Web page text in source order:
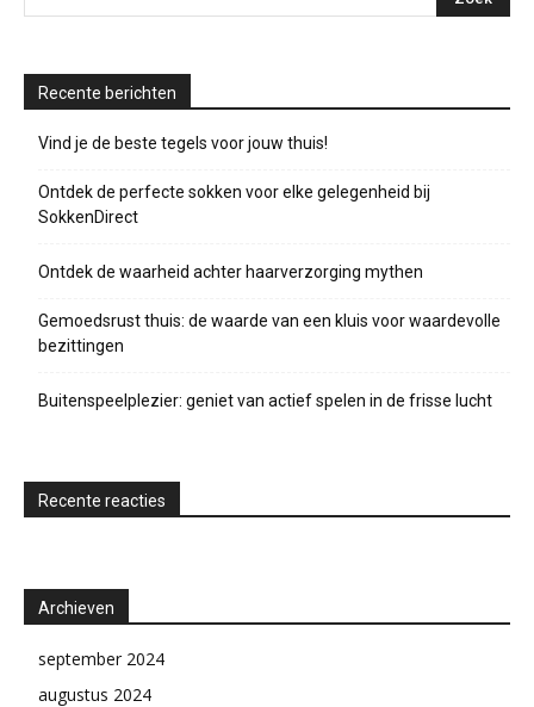
Recente berichten
Vind je de beste tegels voor jouw thuis!
Ontdek de perfecte sokken voor elke gelegenheid bij
SokkenDirect
Ontdek de waarheid achter haarverzorging mythen
Gemoedsrust thuis: de waarde van een kluis voor waardevolle
bezittingen
Buitenspeelplezier: geniet van actief spelen in de frisse lucht
Recente reacties
Archieven
september 2024
augustus 2024